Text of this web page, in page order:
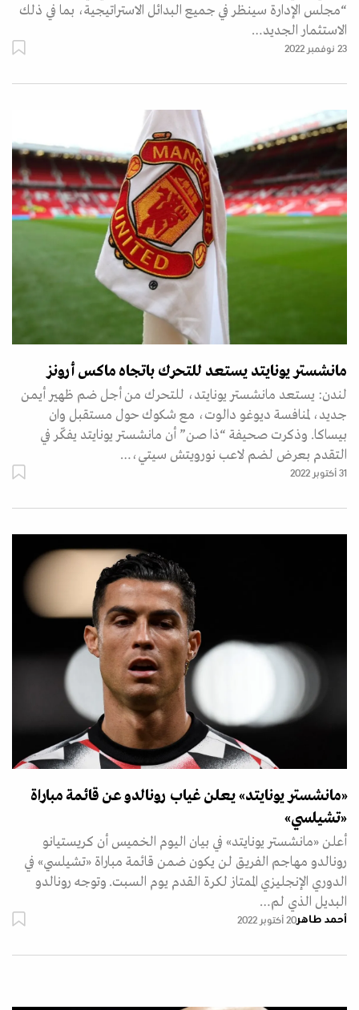
“مجلس الإدارة سينظر في جميع البدائل الاستراتيجية، بما في ذلك
الاستثمار الجديد…
23 نوفمبر 2022
مانشستر يونايتد يستعد للتحرك باتجاه ماكس أرونز
لندن: يستعد مانشستر يونايتد، للتحرك من أجل ضم ظهير أيمن
جديد، لمنافسة ديوغو دالوت، مع شكوك حول مستقبل وان
بيساكا. وذكرت صحيفة “ذا صن” أن مانشستر يونايتد يفكّر في
التقدم بعرض لضم لاعب نورويتش سيتي،…
31 أكتوبر 2022
«مانشستر يونايتد» يعلن غياب رونالدو عن قائمة مباراة
«تشيلسي»
أعلن «مانشستر يونايتد» في بيان اليوم الخميس أن كريستيانو
رونالدو مهاجم الفريق لن يكون ضمن قائمة مباراة «تشيلسي» في
الدوري الإنجليزي الممتاز‭ ‬لكرة القدم يوم السبت. وتوجه رونالدو
البديل الذي لم…
أحمد طاهر20 أكتوبر 2022